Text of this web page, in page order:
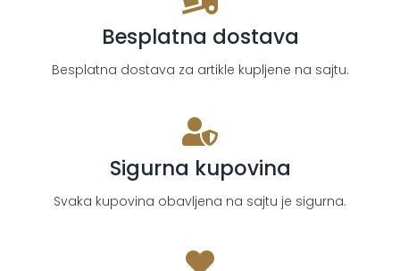
Besplatna dostava
Besplatna dostava za artikle kupljene na sajtu.
Sigurna kupovina
Svaka kupovina obavljena na sajtu je sigurna.